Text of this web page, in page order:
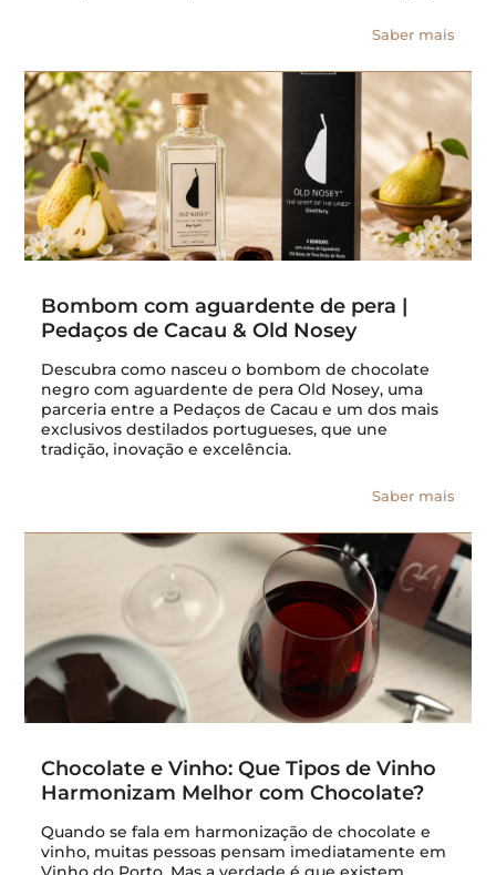
Saber mais
Bombom com aguardente de pera |
Pedaços de Cacau & Old Nosey
Descubra como nasceu o bombom de chocolate
negro com aguardente de pera Old Nosey, uma
parceria entre a Pedaços de Cacau e um dos mais
exclusivos destilados portugueses, que une
tradição, inovação e excelência.
Saber mais
Chocolate e Vinho: Que Tipos de Vinho
Harmonizam Melhor com Chocolate?
Quando se fala em harmonização de chocolate e
vinho, muitas pessoas pensam imediatamente em